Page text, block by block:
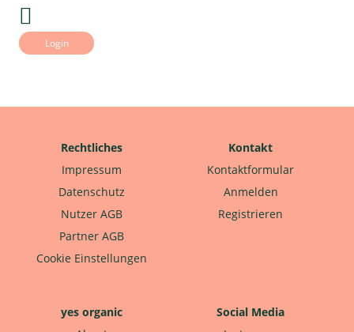
Login
Rechtliches
Impressum
Datenschutz
Nutzer AGB
Partner AGB
Cookie Einstellungen
Kontakt
Kontaktformular
Anmelden
Registrieren
yes organic
Social Media